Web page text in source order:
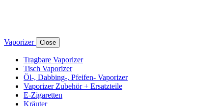
Vaporizer Close
Tragbare Vaporizer
Tisch Vaporizer
Öl-, Dabbing-, Pfeifen- Vaporizer
Vaporizer Zubehör + Ersatzteile
E-Zigaretten
Kräuter